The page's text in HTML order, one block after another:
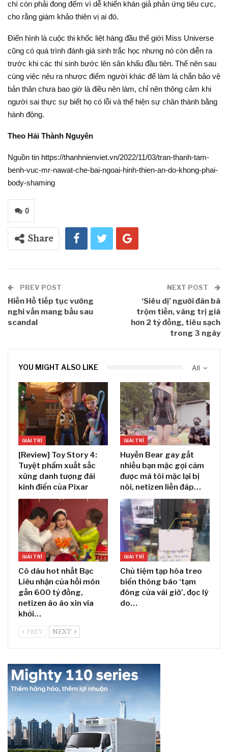
chí còn phải đong đếm vì dễ khiến khán giả phản ứng tiêu cực,
cho rằng giám khảo thiên vị ai đó.
Điển hình là cuộc thi khốc liệt hàng đầu thế giới Miss Universe
cũng có quá trình đánh giá sinh trắc học nhưng nó còn diễn ra
trước khi các thí sinh bước lên sân khấu đầu tiên. Thế nên sau
cùng việc nêu ra nhược điểm người khác để làm lá chắn bảo vệ
bản thân chưa bao giờ là điều nên làm, chỉ nên thông cảm khi
người sai thực sự biết họ có lỗi và thể hiện sự chân thành bằng
hành động.
Theo Hải Thành Nguyên
Nguồn tin https://thanhnienviet.vn/2022/11/03/tran-thanh-tam-
benh-vuc-mr-nawat-che-bai-ngoai-hinh-thien-an-do-khong-phai-
body-shaming
0
Share
PREV POST
Hiền Hồ tiếp tục vướng
nghi vấn mang bầu sau
scandal
NEXT POST
‘Siêu dị’ người đàn bà
trộm tiền, vàng trị giá
hơn 2 tỷ đồng, tiêu sạch
trong 3 ngày
All
YOU MIGHT ALSO LIKE
GIẢI TRÍ
[Review] Toy Story 4:
Tuyệt phẩm xuất sắc
xứng danh tượng đài
kinh điển của Pixar
GIẢI TRÍ
Huyền Bear gay gắt
nhiều bạn mặc gợi cảm
được mà tôi mặc lại bị
nói, netizen liền đáp…
GIẢI TRÍ
Cô dâu hot nhất Bạc
Liêu nhận của hồi môn
gần 600 tỷ đồng,
netizen ào ào xin vía
khởi…
GIẢI TRÍ
Chủ tiệm tạp hóa treo
biển thông báo ‘tạm
đóng cửa vài giờ’, đọc lý
do…
PREV NEXT